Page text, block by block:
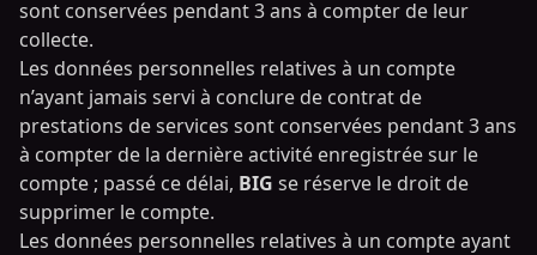
sont conservées pendant 3 ans à compter de leur
collecte.
Les données personnelles relatives à un compte
n’ayant jamais servi à conclure de contrat de
prestations de services sont conservées pendant 3 ans
à compter de la dernière activité enregistrée sur le
compte ; passé ce délai, BIG se réserve le droit de
supprimer le compte.
Les données personnelles relatives à un compte ayant